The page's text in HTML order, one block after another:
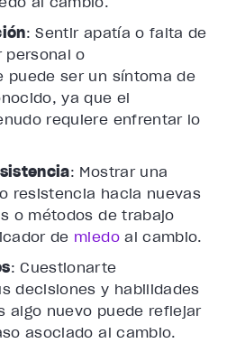
: Sentir apatía o falta de
personal o
puede ser un síntoma de
ya que el
requiere enfrentar lo
: Mostrar una
resistencia hacia nuevas
o métodos de trabajo
de miedoal cambio.
: Cuestionarte
decisiones y habilidades
algo nuevo puede reflejar
asociado al cambio.